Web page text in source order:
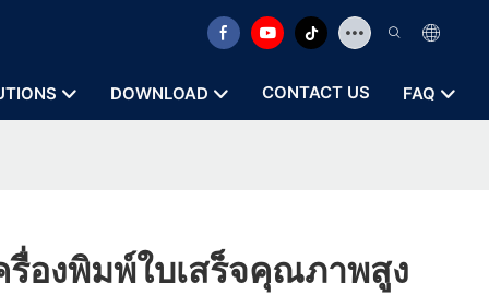
DOWNLOAD CONTACT US FAQ
รื่องพิมพ์ใบเสร็จคุณภาพสูง